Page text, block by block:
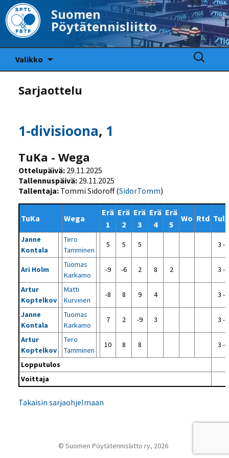
Suomen
Pöytätennisliitto
Valikko
Haku:
Sarjaottelu
1-divisioona, 1
TuKa - Wega
Ottelupäivä: 29.11.2025
Tallennuspäivä: 29.11.2025
Tallentaja: Tommi Sidoroff (SidorTomm)
TuKa Wega
Erä
1
Erä
2
Erä
3
Erä
4
Erä
5
Wo Rtd
Janne
Kontala
Tero
Tamminen
5 5 5 3 -
Ari Holm
Tuomas
Karkamo
-9 -6 2 8 2 3 -
Artur
Koptelkov
Matti
Kurvinen
-8 8 9 4 3 -
Janne
Kontala
Tuomas
Karkamo
7 2 -9 3 3 -
Artur
Koptelkov
Tero
Tamminen
10 8 8 3 -
Lopputulos
Voittaja
Takaisin sarjaohjelmaan
© Suomen Pöytätennisliitto ry, 2026